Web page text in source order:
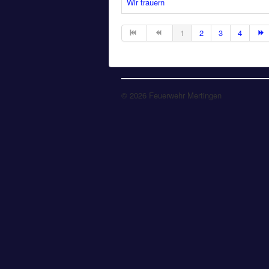
1 2 3 4
© 2026 Feuerwehr Mertingen